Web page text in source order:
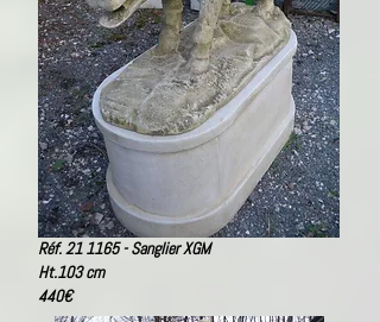
Réf. 21 1165 - Sanglier XGM
Ht.103 cm
440€